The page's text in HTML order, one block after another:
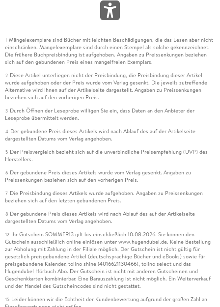
1 Mängelexemplare sind Bücher mit leichten Beschädigungen, die das Lesen aber nicht
einschränken. Mängelexemplare sind durch einen Stempel als solche gekennzeichnet.
Die frühere Buchpreisbindung ist aufgehoben. Angaben zu Preissenkungen beziehen
sich auf den gebundenen Preis eines mangelfreien Exemplars.
2 Diese Artikel unterliegen nicht der Preisbindung, die Preisbindung dieser Artikel
wurde aufgehoben oder der Preis wurde vom Verlag gesenkt. Die jeweils zutreffende
Alternative wird Ihnen auf der Artikelseite dargestellt. Angaben zu Preissenkungen
beziehen sich auf den vorherigen Preis.
3 Durch Öffnen der Leseprobe willigen Sie ein, dass Daten an den Anbieter der
Leseprobe übermittelt werden.
4 Der gebundene Preis dieses Artikels wird nach Ablauf des auf der Artikelseite
dargestellten Datums vom Verlag angehoben.
5 Der Preisvergleich bezieht sich auf die unverbindliche Preisempfehlung (UVP) des
Herstellers.
6 Der gebundene Preis dieses Artikels wurde vom Verlag gesenkt. Angaben zu
Preissenkungen beziehen sich auf den vorherigen Preis.
7 Die Preisbindung dieses Artikels wurde aufgehoben. Angaben zu Preissenkungen
beziehen sich auf den letzten gebundenen Preis.
8 Der gebundene Preis dieses Artikels wird nach Ablauf des auf der Artikelseite
dargestellten Datums vom Verlag angehoben.
12 Ihr Gutschein SOMMER13 gilt bis einschließlich 10.08.2026. Sie können den
Gutschein ausschließlich online einlösen unter www.hugendubel.de. Keine Bestellung
zur Abholung mit Zahlung in der Filiale möglich. Der Gutschein ist nicht gültig für
gesetzlich preisgebundene Artikel (deutschsprachige Bücher und eBooks) sowie für
preisgebundene Kalender, tolino shine (4016621130466), tolino select und das
Hugendubel Hörbuch Abo. Der Gutschein ist nicht mit anderen Gutscheinen und
Geschenkkarten kombinierbar. Eine Barauszahlung ist nicht möglich. Ein Weiterverkauf
und der Handel des Gutscheincodes sind nicht gestattet.
15 Leider können wir die Echtheit der Kundenbewertung aufgrund der großen Zahl an